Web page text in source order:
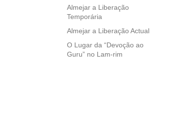
Almejar a Liberação
Temporária
Almejar a Liberação Actual
O Lugar da “Devoção ao
Guru” no Lam-rim